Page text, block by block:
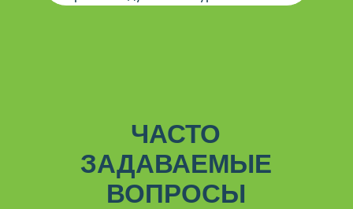
ЧАСТО
ЗАДАВАЕМЫЕ
ВОПРОСЫ